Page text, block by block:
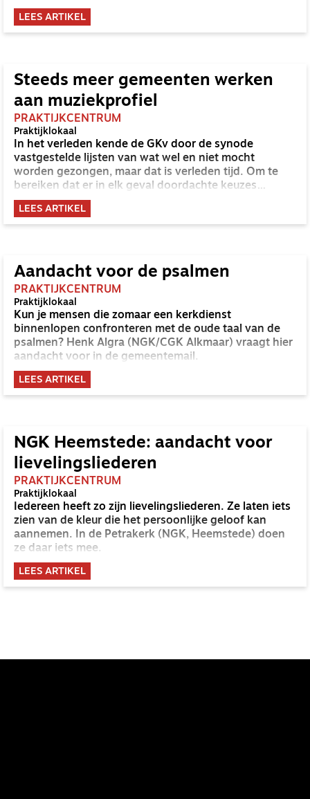
vandaag anders? Een rondgang langs vier
gemeenten. 'Alle liederen zijn geschikt om God te
loven, maar van sommige krijg ik theologische jeuk.'
LEES ARTIKEL
Steeds meer gemeenten werken
aan muziekprofiel
PRAKTIJKCENTRUM
Praktijklokaal
In het verleden kende de GKv door de synode
vastgestelde lijsten van wat wel en niet mocht
worden gezongen, maar dat is verleden tijd. Om te
bereiken dat er in elk geval doordachte keuzes
worden gemaakt, adviseert de GKv-synode om als
gemeente een muziekprofiel vast te stellen.
LEES ARTIKEL
Aandacht voor de psalmen
PRAKTIJKCENTRUM
Praktijklokaal
Kun je mensen die zomaar een kerkdienst
binnenlopen confronteren met de oude taal van de
psalmen? Henk Algra (NGK/CGK Alkmaar) vraagt hier
aandacht voor in de gemeentemail.
LEES ARTIKEL
NGK Heemstede: aandacht voor
lievelingsliederen
PRAKTIJKCENTRUM
Praktijklokaal
Iedereen heeft zo zijn lievelingsliederen. Ze laten iets
zien van de kleur die het persoonlijke geloof kan
aannemen. In de Petrakerk (NGK, Heemstede) doen
ze daar iets mee.
LEES ARTIKEL